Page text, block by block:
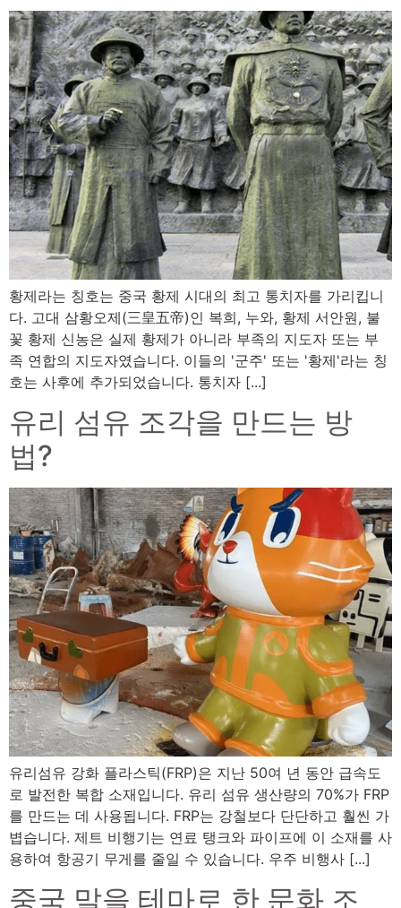
황제라는 칭호는 중국 황제 시대의 최고 통치자를 가리킵니
다. 고대 삼황오제(三皇五帝)인 복희, 누와, 황제 서안원, 불
꽃 황제 신농은 실제 황제가 아니라 부족의 지도자 또는 부
족 연합의 지도자였습니다. 이들의 '군주' 또는 '황제'라는 칭
호는 사후에 추가되었습니다. 통치자 [...]
유리 섬유 조각을 만드는 방
법?
유리섬유 강화 플라스틱(FRP)은 지난 50여 년 동안 급속도
로 발전한 복합 소재입니다. 유리 섬유 생산량의 70%가 FRP
를 만드는 데 사용됩니다. FRP는 강철보다 단단하고 훨씬 가
볍습니다. 제트 비행기는 연료 탱크와 파이프에 이 소재를 사
용하여 항공기 무게를 줄일 수 있습니다. 우주 비행사 [...]
중국 말을 테마로 한 문화 조